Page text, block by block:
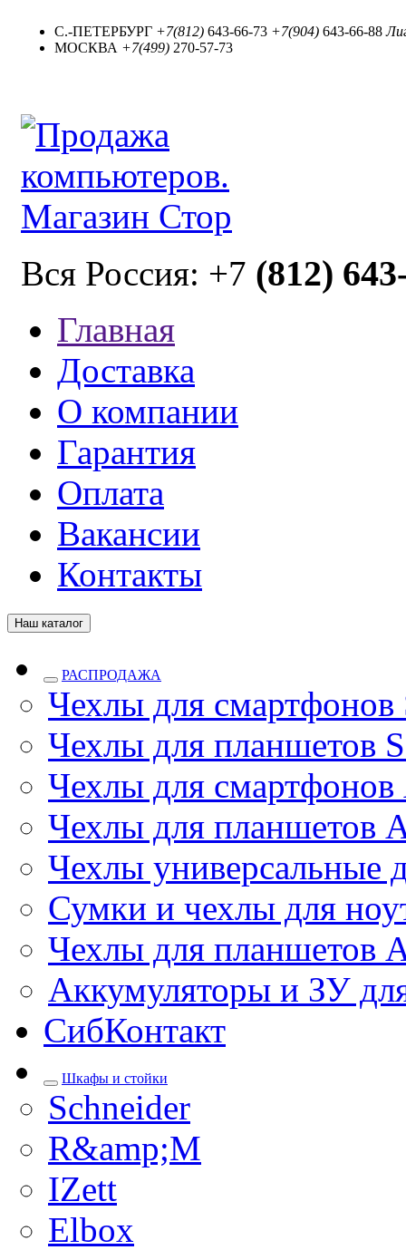
С.-ПЕТЕРБУРГ +7(812) 643-66-73 +7(904) 643-66-88
МОСКВА +7(499) 270-57-73
Вся Россия: +7 (812)
Главная
Доставка
О компании
Гарантия
Оплата
Вакансии
Контакты
Наш каталог
РАСПРОДАЖА
Чехлы для смартфонов
Чехлы для планшетов
Чехлы для
Чехлы для планшетов
Чехлы универсальные
Сумки и чехлы для
Чехлы для планшетов
Аккумуляторы и ЗУ
СибКонтакт
Шкафы и стойки
Schneider
R&amp;M
IZett
Elbox